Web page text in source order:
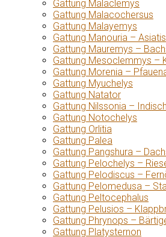
Gattung Malaclemys
Gattung Malacochersus
Gattung Malayemys
Gattung Manouria –
Gattung Mauremys –
Gattung Mesoclemmys –
Gattung Morenia –
Gattung Myuchelys
Gattung Natator
Gattung Nilssonia –
Gattung Notochelys
Gattung Orlitia
Gattung Palea
Gattung Pangshura –
Gattung Pelochelys –
Gattung Pelodiscus –
Gattung Pelomedusa –
Gattung Peltocephalus
Gattung Pelusios –
Gattung Phrynops –
Gattung Platysternon